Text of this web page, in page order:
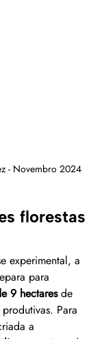
- Novembro 2024
florestas
experimental, a
para
9 hectares de
Para
a